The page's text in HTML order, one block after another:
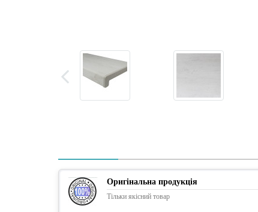
Оригінальна продукція
Тільки якісний товар